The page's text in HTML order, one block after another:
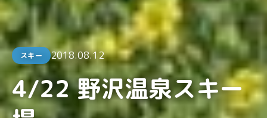
スキー 2018.08.12
4/22 野沢温泉スキー